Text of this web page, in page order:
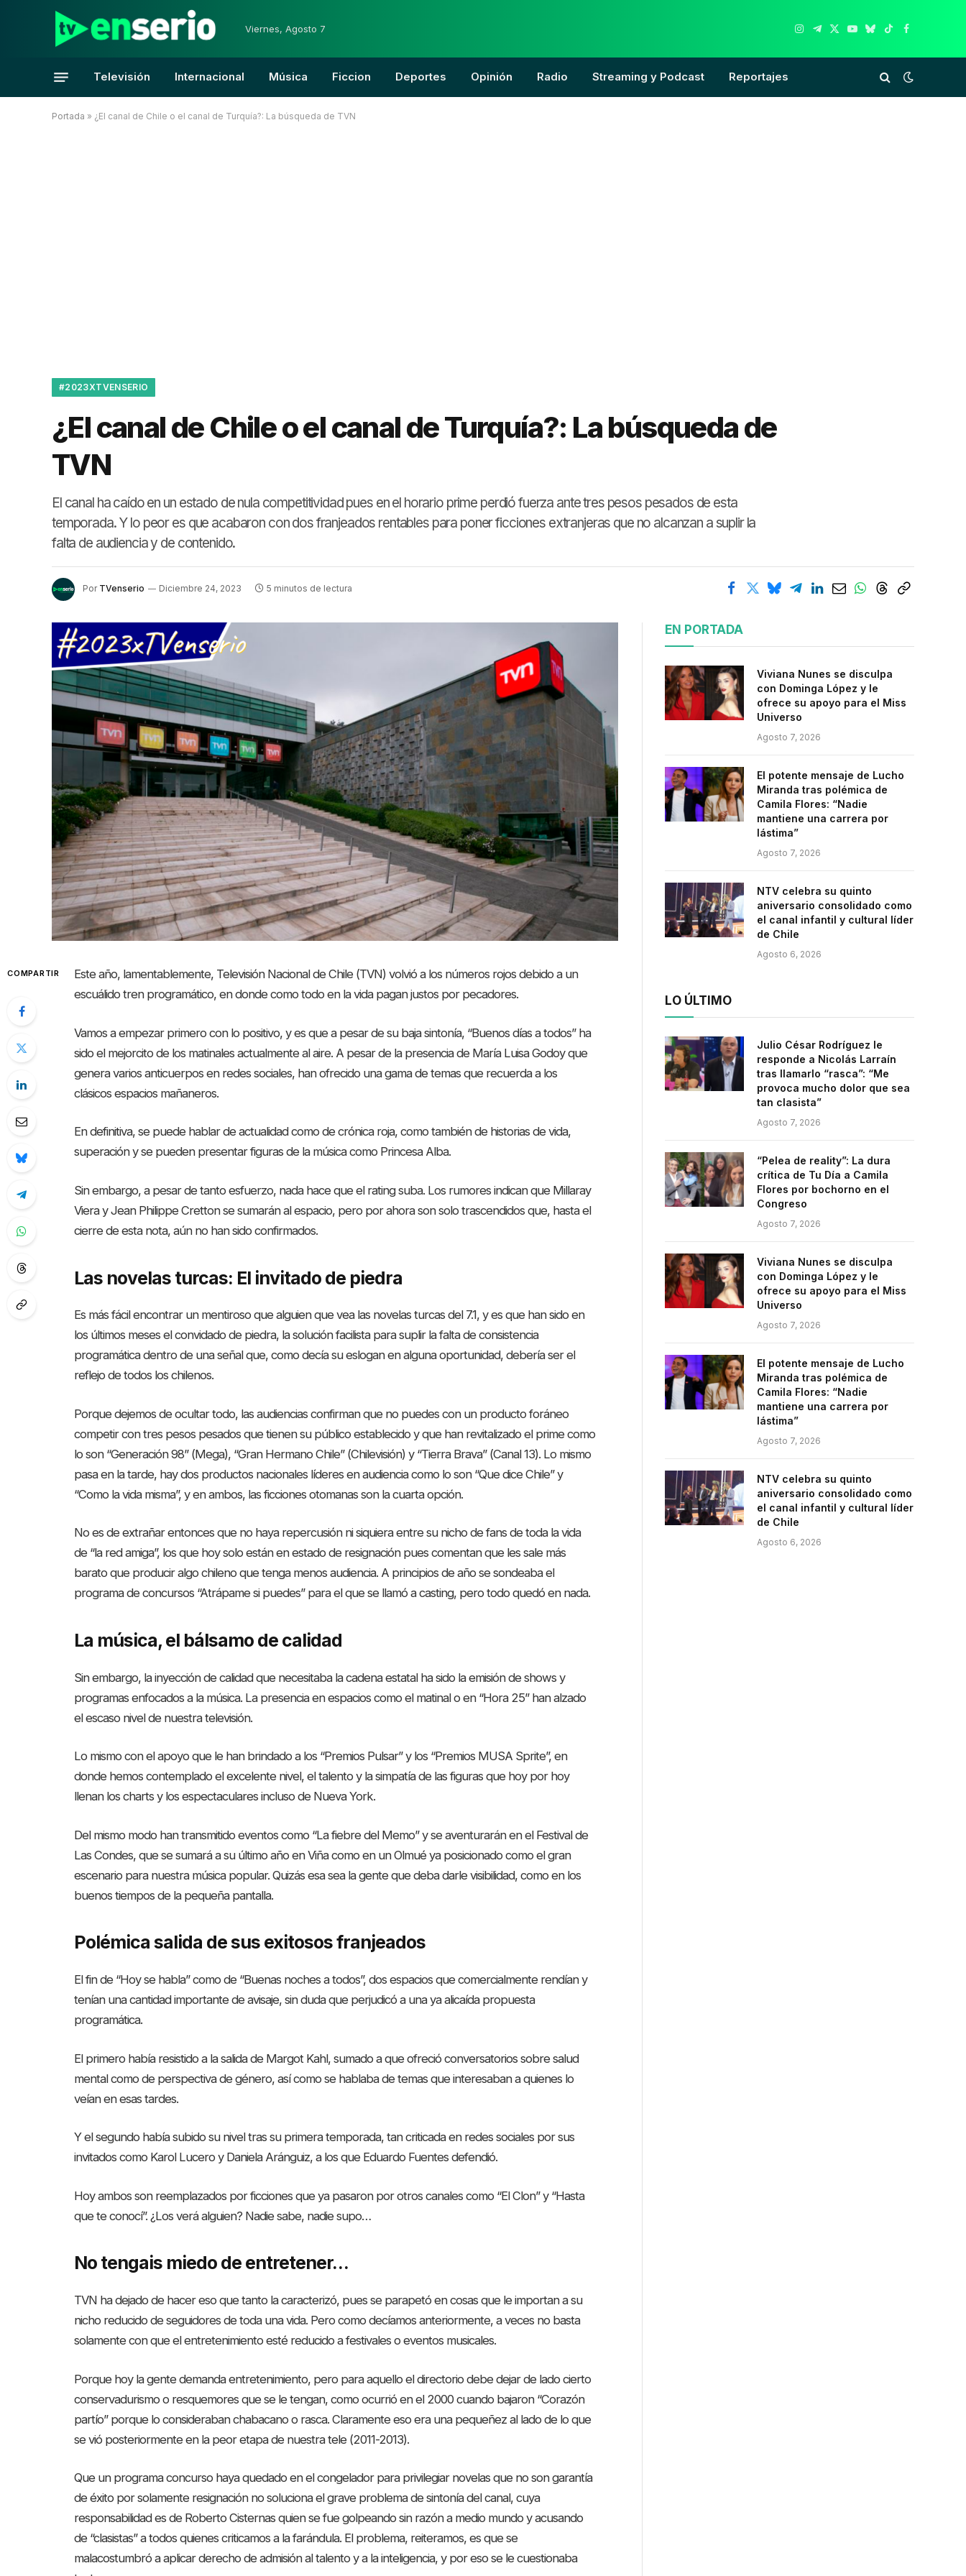
Viernes, Agosto 7
Instagram
Telegram
X
YouTube
Bluesky
TikTokFacebook
Televisión Internacional Música Ficcion Deportes Opinión Radio Streaming y Podcast Reportajes
Portada » ¿El canal de Chile o el canal de Turquía?: La búsqueda de TVN
#2023XTVENSERIO
¿El canal de Chile o el canal de Turquía?: La búsqueda de
TVN
El canal ha caído en un estado de nula competitividad pues en el horario prime perdió fuerza ante tres pesos pesados de esta
temporada. Y lo peor es que acabaron con dos franjeados rentables para poner ficciones extranjeras que no alcanzan a suplir la
falta de audiencia y de contenido.
Por TVenserio Diciembre 24, 2023 5 minutos de lectura
COMPARTIR
Este año, lamentablemente, Televisión Nacional de Chile (TVN) volvió a los números rojos debido a un
escuálido tren programático, en donde como todo en la vida pagan justos por pecadores.
Vamos a empezar primero con lo positivo, y es que a pesar de su baja sintonía, “Buenos días a todos” ha
sido el mejorcito de los matinales actualmente al aire. A pesar de la presencia de María Luisa Godoy que
genera varios anticuerpos en redes sociales, han ofrecido una gama de temas que recuerda a los
clásicos espacios mañaneros.
En definitiva, se puede hablar de actualidad como de crónica roja, como también de historias de vida,
superación y se pueden presentar figuras de la música como Princesa Alba.
Sin embargo, a pesar de tanto esfuerzo, nada hace que el rating suba. Los rumores indican que Millaray
Viera y Jean Philippe Cretton se sumarán al espacio, pero por ahora son solo trascendidos que, hasta el
cierre de esta nota, aún no han sido confirmados.
Las novelas turcas: El invitado de piedra
Es más fácil encontrar un mentiroso que alguien que vea las novelas turcas del 7.1, y es que han sido en
los últimos meses el convidado de piedra, la solución facilista para suplir la falta de consistencia
programática dentro de una señal que, como decía su eslogan en alguna oportunidad, debería ser el
reflejo de todos los chilenos.
Porque dejemos de ocultar todo, las audiencias confirman que no puedes con un producto foráneo
competir con tres pesos pesados que tienen su público establecido y que han revitalizado el prime como
lo son “Generación 98” (Mega), “Gran Hermano Chile” (Chilevisión) y “Tierra Brava” (Canal 13). Lo mismo
pasa en la tarde, hay dos productos nacionales líderes en audiencia como lo son “Que dice Chile” y
“Como la vida misma”, y en ambos, las ficciones otomanas son la cuarta opción.
No es de extrañar entonces que no haya repercusión ni siquiera entre su nicho de fans de toda la vida
de “la red amiga”, los que hoy solo están en estado de resignación pues comentan que les sale más
barato que producir algo chileno que tenga menos audiencia. A principios de año se sondeaba el
programa de concursos “Atrápame si puedes” para el que se llamó a casting, pero todo quedó en nada.
La música, el bálsamo de calidad
Sin embargo, la inyección de calidad que necesitaba la cadena estatal ha sido la emisión de shows y
programas enfocados a la música. La presencia en espacios como el matinal o en “Hora 25” han alzado
el escaso nivel de nuestra televisión.
Lo mismo con el apoyo que le han brindado a los “Premios Pulsar” y los “Premios MUSA Sprite”, en
donde hemos contemplado el excelente nivel, el talento y la simpatía de las figuras que hoy por hoy
llenan los charts y los espectaculares incluso de Nueva York.
Del mismo modo han transmitido eventos como “La fiebre del Memo” y se aventurarán en el Festival de
Las Condes, que se sumará a su último año en Viña como en un Olmué ya posicionado como el gran
escenario para nuestra música popular. Quizás esa sea la gente que deba darle visibilidad, como en los
buenos tiempos de la pequeña pantalla.
Polémica salida de sus exitosos franjeados
El fin de “Hoy se habla” como de “Buenas noches a todos”, dos espacios que comercialmente rendían y
tenían una cantidad importante de avisaje, sin duda que perjudicó a una ya alicaída propuesta
programática.
El primero había resistido a la salida de Margot Kahl, sumado a que ofreció conversatorios sobre salud
mental como de perspectiva de género, así como se hablaba de temas que interesaban a quienes lo
veían en esas tardes.
Y el segundo había subido su nivel tras su primera temporada, tan criticada en redes sociales por sus
invitados como Karol Lucero y Daniela Aránguiz, a los que Eduardo Fuentes defendió.
Hoy ambos son reemplazados por ficciones que ya pasaron por otros canales como “El Clon” y “Hasta
que te conocí”. ¿Los verá alguien? Nadie sabe, nadie supo…
No tengais miedo de entretener…
TVN ha dejado de hacer eso que tanto la caracterizó, pues se parapetó en cosas que le importan a su
nicho reducido de seguidores de toda una vida. Pero como decíamos anteriormente, a veces no basta
solamente con que el entretenimiento esté reducido a festivales o eventos musicales.
Porque hoy la gente demanda entretenimiento, pero para aquello el directorio debe dejar de lado cierto
conservadurismo o resquemores que se le tengan, como ocurrió en el 2000 cuando bajaron “Corazón
partío” porque lo consideraban chabacano o rasca. Claramente eso era una pequeñez al lado de lo que
se vió posteriormente en la peor etapa de nuestra tele (2011-2013).
Que un programa concurso haya quedado en el congelador para privilegiar novelas que no son garantía
de éxito por solamente resignación no soluciona el grave problema de sintonía del canal, cuya
responsabilidad es de Roberto Cisternas quien se fue golpeando sin razón a medio mundo y acusando
de “clasistas” a todos quienes criticamos a la farándula. El problema, reiteramos, es que se
malacostumbró a aplicar derecho de admisión al talento y a la inteligencia, y por eso se le cuestionaba
EN PORTADA
Viviana Nunes se disculpa
con Dominga López y le
ofrece su apoyo para el Miss
Universo
Agosto 7, 2026
El potente mensaje de Lucho
Miranda tras polémica de
Camila Flores: “Nadie
mantiene una carrera por
lástima”
Agosto 7, 2026
NTV celebra su quinto
aniversario consolidado como
el canal infantil y cultural líder
de Chile
Agosto 6, 2026
LO ÚLTIMO
Julio César Rodríguez le
responde a Nicolás Larraín
tras llamarlo “rasca”: “Me
provoca mucho dolor que sea
tan clasista”
Agosto 7, 2026
“Pelea de reality”: La dura
crítica de Tu Día a Camila
Flores por bochorno en el
Congreso
Agosto 7, 2026
Viviana Nunes se disculpa
con Dominga López y le
ofrece su apoyo para el Miss
Universo
Agosto 7, 2026
El potente mensaje de Lucho
Miranda tras polémica de
Camila Flores: “Nadie
mantiene una carrera por
lástima”
Agosto 7, 2026
NTV celebra su quinto
aniversario consolidado como
el canal infantil y cultural líder
de Chile
Agosto 6, 2026